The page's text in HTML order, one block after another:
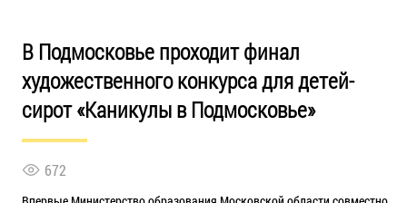
В Подмосковье проходит финал
художественного конкурса для детей-
сирот «Каникулы в Подмосковье»
672